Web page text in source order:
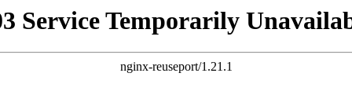
Service Temporarily
nginx-reuseport/1.21.1